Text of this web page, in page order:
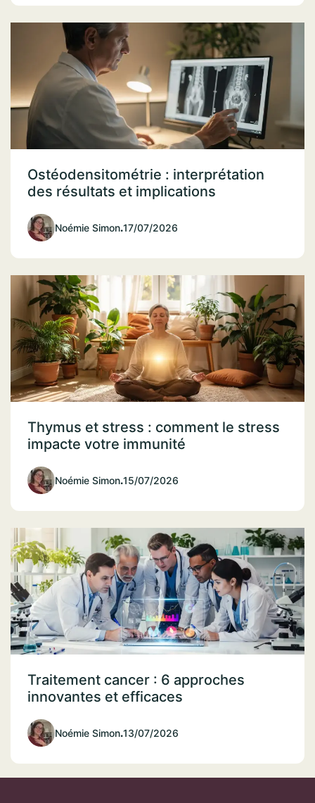
Ostéodensitométrie : interprétation
des résultats et implications
Noémie Simon.17/07/2026
Thymus et stress : comment le stress
impacte votre immunité
Noémie Simon.15/07/2026
Traitement cancer : 6 approches
innovantes et efficaces
Noémie Simon.13/07/2026